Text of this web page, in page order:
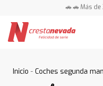
🚗 🚗 Más
Inicio -Coches segunda